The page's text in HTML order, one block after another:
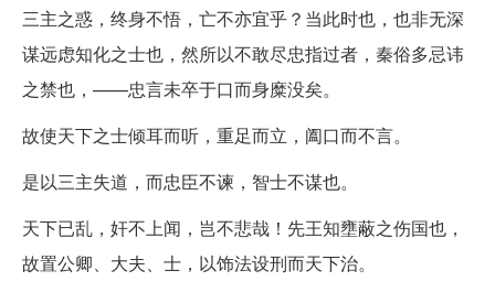
三主之惑，终身不悟，亡不亦宜乎？当此时也，也非无深
谋远虑知化之士也，然所以不敢尽忠指过者，秦俗多忌讳
之禁也，——忠言未卒于口而身糜没矣。
故使天下之士倾耳而听，重足而立，阖口而不言。
是以三主失道，而忠臣不谏，智士不谋也。
天下已乱，奸不上闻，岂不悲哉！先王知壅蔽之伤国也，
故置公卿、大夫、士，以饰法设刑而天下治。